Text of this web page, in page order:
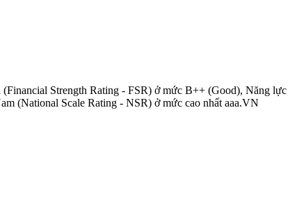
Strength Rating - FSR) ở mức B++ (Good), Năng lực
(National Scale Rating - NSR) ở mức cao nhất aaa.VN